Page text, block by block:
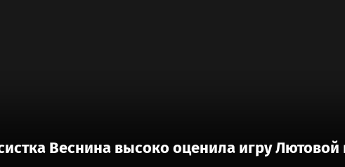
Веснина высоко оценила игру Лютовой